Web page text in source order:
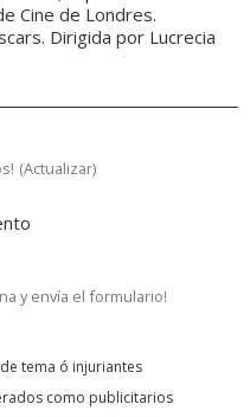
Cine de Londres.
Dirigida por Lucrecia
(Actualizar)
y envía el formulario!
tema ó injuriantes
como publicitarios